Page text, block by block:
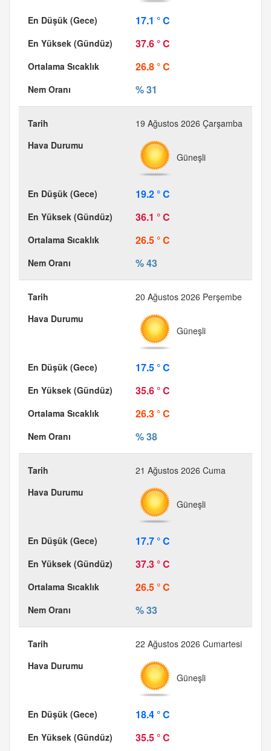
17.1 ° C
37.6 ° C
26.8 ° C
% 31
19 Ağustos 2026 Çarşamba
Güneşli
19.2 ° C
36.1 ° C
26.5 ° C
% 43
20 Ağustos 2026 Perşembe
Güneşli
17.5 ° C
35.6 ° C
26.3 ° C
% 38
21 Ağustos 2026 Cuma
Güneşli
17.7 ° C
37.3 ° C
26.5 ° C
% 33
22 Ağustos 2026 Cumartesi
Güneşli
18.4 ° C
35.5 ° C